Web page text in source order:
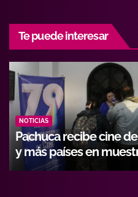
Te puede interesar
de México, Cuba, Francia
internacional